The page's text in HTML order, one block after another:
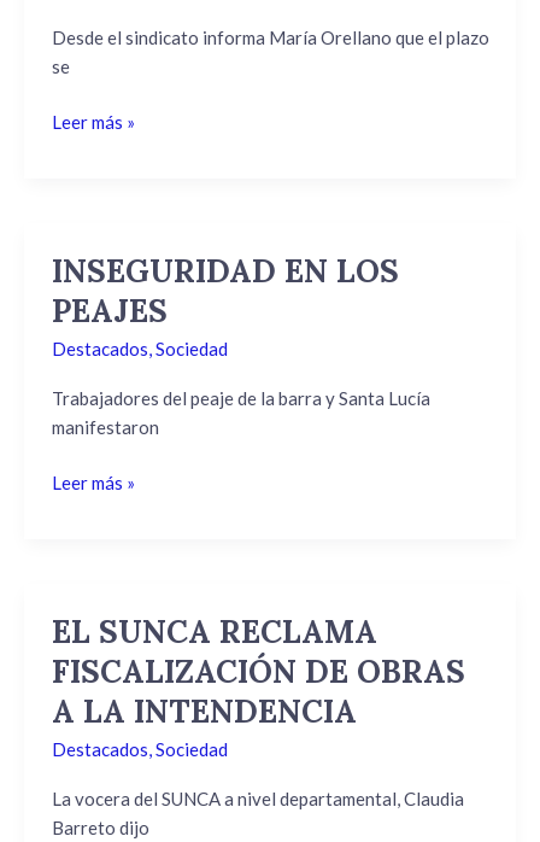
Desde el sindicato informa María Orellano que el plazo
se
SET
ESCOLAR
LICEAL
Leer más »
INSEGURIDAD EN LOS
PEAJES
Destacados,Sociedad
Trabajadores del peaje de la barra y Santa Lucía
manifestaron
INSEGURIDAD
LOS
PEAJES
Leer más »
EL SUNCA RECLAMA
FISCALIZACIÓN DE OBRAS
A LA INTENDENCIA
Destacados,Sociedad
La vocera del SUNCA a nivel departamental, Claudia
Barreto dijo
EL
RECLAMA
FISCALIZACIÓN
DE
A
LA